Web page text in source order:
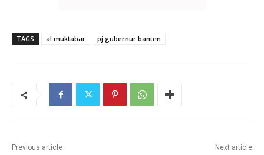
TAGS al muktabar pj gubernur banten
Previous article Next article